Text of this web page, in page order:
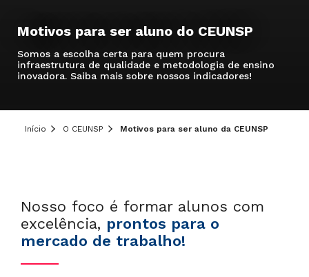
Motivos para ser aluno do CEUNSP
Somos a escolha certa para quem procura
infraestrutura de qualidade e metodologia de ensino
inovadora. Saiba mais sobre nossos indicadores!
Início O CEUNSP Motivos para ser aluno da CEUNSP
Nosso foco é formar alunos com
excelência, prontos para o
mercado de trabalho!